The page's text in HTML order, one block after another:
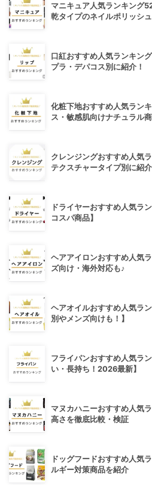
マニキュア人気ランキング
乾タイプのネイルポリッシュ
口紅おすすめ人気ランキン
プラ・デパコス別に紹介！
化粧下地おすすめ人気ラン
ス・敏感肌向けナチュラル
クレンジングおすすめ人気
テクスチャータイプ別に紹介
ドライヤーおすすめ人気ラ
コスパ商品】
ヘアアイロンおすすめ人気
ズ向け・海外対応も♪
ヘアオイルおすすめ人気ラ
別やメンズ向けも！】
フライパンおすすめ人気ラ
い・長持ち！2026最新】
マヌカハニーおすすめ人気
高さを徹底比較・検証
ドッグフードおすすめ人気
ルギー対策商品を紹介